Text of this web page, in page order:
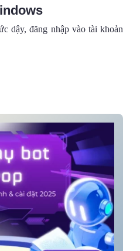
dậy, đăng nhập vào tài khoản